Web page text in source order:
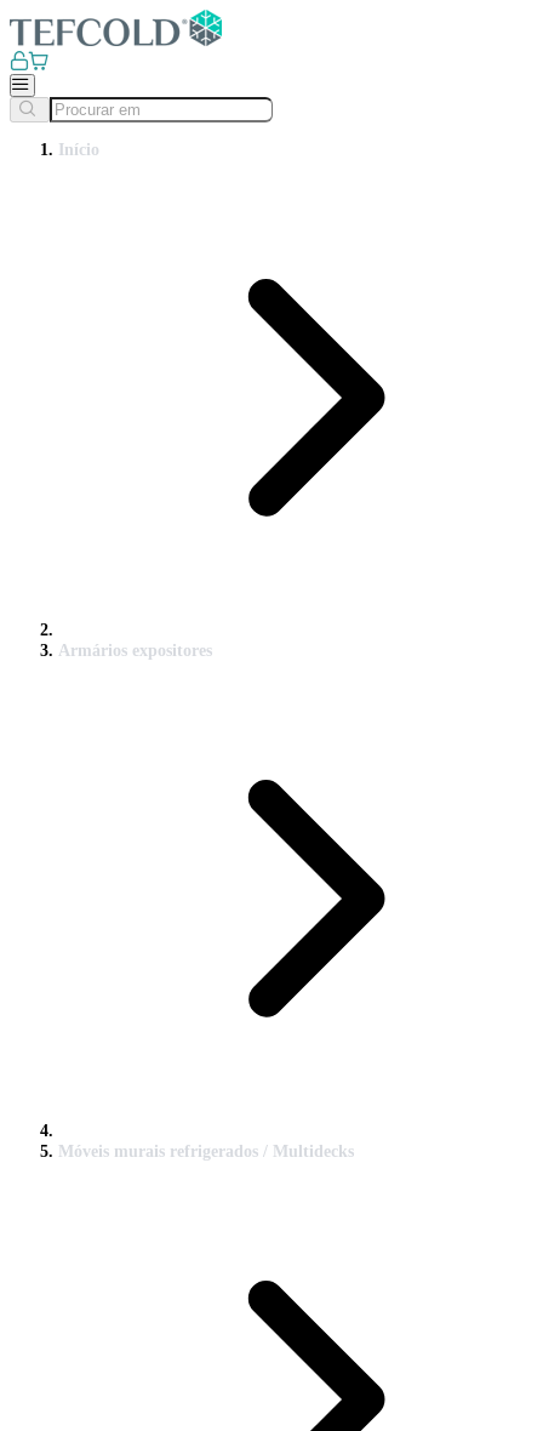
Início
Armários expositores
Móveis murais refrigerados / Multidecks